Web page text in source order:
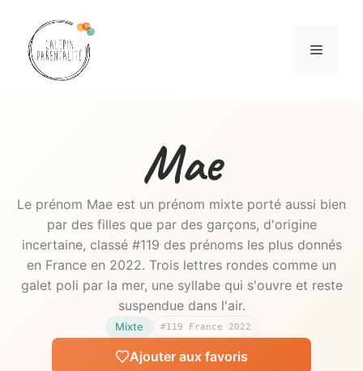
contenu
Menu
Mae
Le prénom Mae est un prénom mixte porté aussi bien
par des filles que par des garçons, d'origine
incertaine, classé #119 des prénoms les plus donnés
en France en 2022. Trois lettres rondes comme un
galet poli par la mer, une syllabe qui s'ouvre et reste
suspendue dans l'air.
Mixte #119 France 2022
Ajouter aux favoris